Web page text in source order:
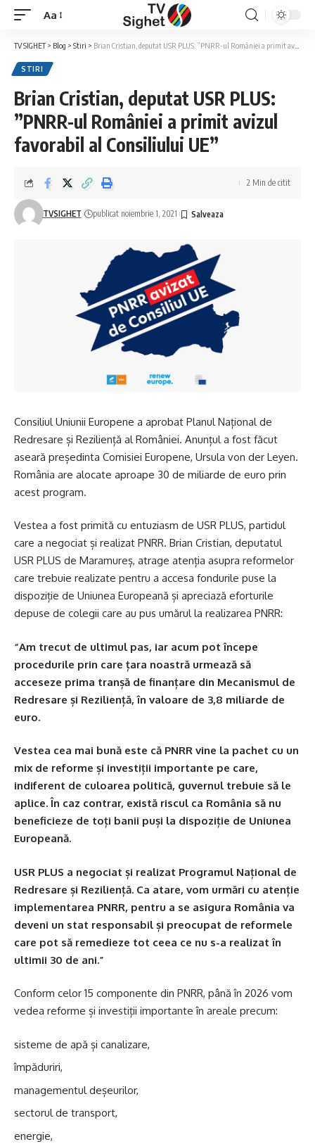
Font
Resizer
Aa
TV SIGHET> Blog > Stiri > Brian Cristian, deputat USR PLUS: ”PNRR-ul României a primit avizul favorabil al Consiliului UE”
STIRI
Brian Cristian, deputat USR PLUS:
”PNRR-ul României a primit avizul
favorabil al Consiliului UE”
TVSIGHET publicat noiembrie 1, 2021
2 Min de citit
Consiliul Uniunii Europene a aprobat Planul Național de
Redresare și Reziliență al României. Anunțul a fost făcut
aseară președinta Comisiei Europene, Ursula von der Leyen.
România are alocate aproape 30 de miliarde de euro prin
acest program.
Vestea a fost primită cu entuziasm de USR PLUS, partidul
care a negociat și realizat PNRR. Brian Cristian, deputatul
USR PLUS de Maramureș, atrage atenția asupra reformelor
care trebuie realizate pentru a accesa fondurile puse la
dispoziție de Uniunea Europeană și apreciază eforturile
depuse de colegii care au pus umărul la realizarea PNRR:
“Am trecut de ultimul pas, iar acum pot începe
procedurile prin care țara noastră urmează să
acceseze prima tranșă de finanțare din Mecanismul de
Redresare și Reziliență, în valoare de 3,8 miliarde de
euro.
Vestea cea mai bună este că PNRR vine la pachet cu un
mix de reforme și investiții importante pe care,
indiferent de culoarea politică, guvernul trebuie să le
aplice. În caz contrar, există riscul ca România să nu
beneficieze de toți banii puși la dispoziție de Uniunea
Europeană.
USR PLUS a negociat și realizat Programul Național de
Redresare și Reziliență. Ca atare, vom urmări cu atenție
implementarea PNRR, pentru a se asigura România va
deveni un stat responsabil și preocupat de reformele
care pot să remedieze tot ceea ce nu s-a realizat în
ultimii 30 de ani.”
Conform celor 15 componente din PNRR, până în 2026 vom
vedea reforme și investiții importante în areale precum:
sisteme de apă și canalizare,
împăduriri,
managementul deșeurilor,
sectorul de transport,
energie,